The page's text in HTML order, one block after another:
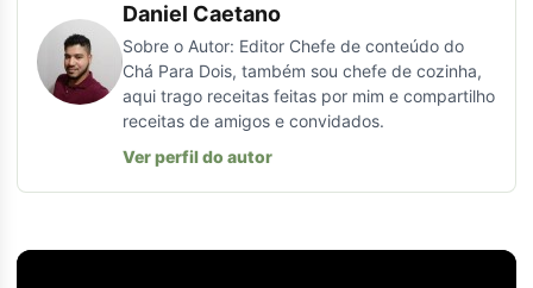
Daniel Caetano
Sobre o Autor: Editor Chefe de conteúdo do
Chá Para Dois, também sou chefe de cozinha,
aqui trago receitas feitas por mim e compartilho
receitas de amigos e convidados.
Ver perfil do autor